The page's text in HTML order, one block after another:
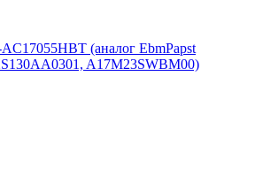
(аналог EbmPapst
A17M23SWBM00)